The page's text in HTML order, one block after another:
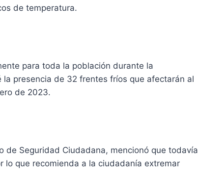
de temperatura.
para toda la población durante la
presencia de 32 frentes fríos que afectarán al
de 2023.
de Seguridad Ciudadana, mencionó que todavía
lo que recomienda a la ciudadanía extremar